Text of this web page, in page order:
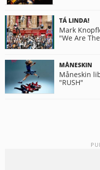
TÁ LINDA!
Mark
"We Are
MÅNESKIN
Måneskin
"RUSH"